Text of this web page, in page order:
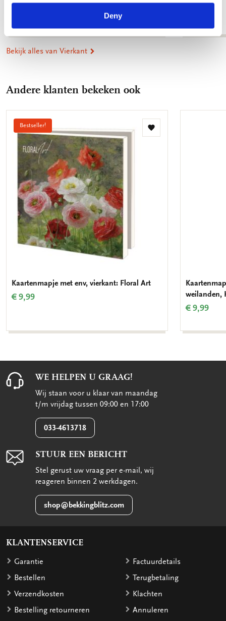
Deny
Bekijk alles van Vierkant
Andere klanten bekeken ook
Bestseller!
Toevoegen
Kaartenmapje met env, vierkant: Floral Art
€ 9,99
weilanden,
€ 9,99
WE HELPEN U GRAAG!
Wij staan voor u klaar van maandag
t/m vrijdag tussen 09:00 en 17:00
033-4613718
STUUR EEN BERICHT
Stel gerust uw vraag per e-mail, wij
reageren binnen 2 werkdagen.
shop@bekkingblitz.com
KLANTENSERVICE
Garantie
Bestellen
Verzendkosten
Bestelling retourneren
Factuurdetails
Terugbetaling
Klachten
Annuleren